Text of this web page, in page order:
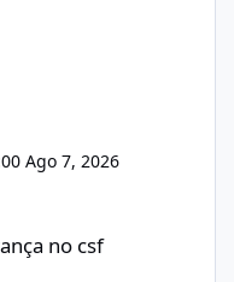
Ago 7, 2026
no csf